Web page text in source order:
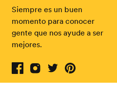
Siempre es un buen
momento para conocer
gente que nos ayude a ser
mejores.